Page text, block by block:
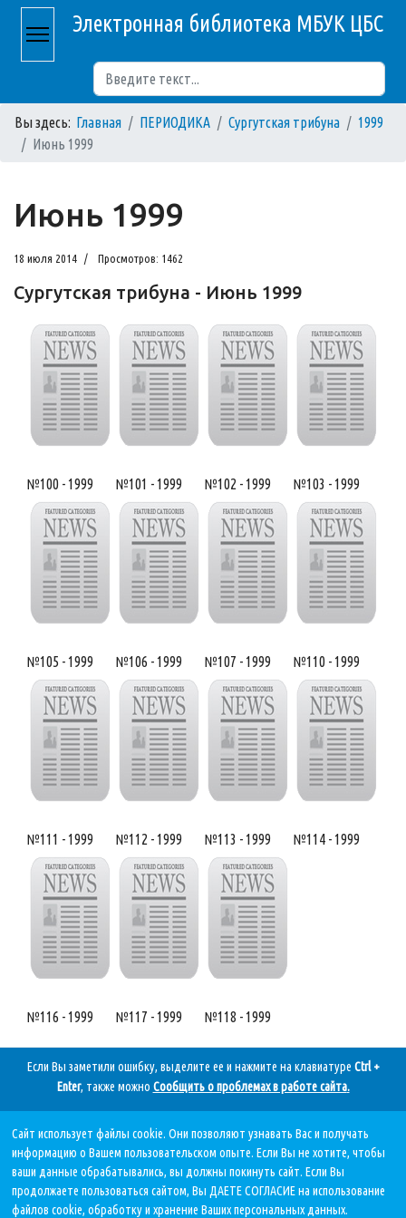
Электронная библиотека МБУК ЦБС
Вы здесь: Главная ПЕРИОДИКА Сургутская трибуна
1999
Июнь 1999
Июнь 1999
18 июля 2014 Просмотров: 1462
Сургутская трибуна - Июнь 1999
№100 - 1999 №101 - 1999 №102 - 1999 №103 - 1999
№105 - 1999 №106 - 1999 №107 - 1999 №110 - 1999
№111 - 1999 №112 - 1999 №113 - 1999 №114 - 1999
№116 - 1999 №117 - 1999 №118 - 1999
Если Вы заметили ошибку, выделите ее и нажмите на клавиатуре Ctrl +
Enter, также можно Сообщить о проблемах в работе сайта.
Дата последнего обновления:
05.08.2026, в 11 11.
Сайт использует файлы cookie. Они позволяют узнавать Вас и получать
информацию о Вашем пользовательском опыте. Если Вы не хотите, чтобы
ваши данные обрабатывались, вы должны покинуть сайт. Если Вы
продолжаете пользоваться сайтом, Вы ДАЕТЕ СОГЛАСИЕ на использование
файлов cookie, обработку и хранение Ваших персональных данных.